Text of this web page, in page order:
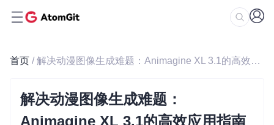
首页 / 解决动漫图像生成难题：Animagine XL 3.1的高效应用指南
解决动漫图像生成难题：
Animagine XL 3.1的高效应用指南